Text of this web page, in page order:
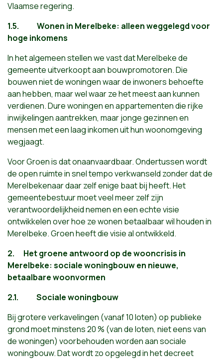
Vlaamse regering.
1.5. Wonen in Merelbeke: alleen weggelegd voor
hoge inkomens
In het algemeen stellen we vast dat Merelbeke de
gemeente uitverkoopt aan bouwpromotoren. Die
bouwen niet de woningen waar de inwoners behoefte
aan hebben, maar wel waar ze het meest aan kunnen
verdienen. Dure woningen en appartementen die rijke
inwijkelingen aantrekken, maar jonge gezinnen en
mensen met een laag inkomen uit hun woonomgeving
wegjaagt.
Voor Groen is dat onaanvaardbaar. Ondertussen wordt
de open ruimte in snel tempo verkwanseld zonder dat de
Merelbekenaar daar zelf enige baat bij heeft. Het
gemeentebestuur moet veel meer zelf zijn
verantwoordelijkheid nemen en een echte visie
ontwikkelen over hoe ze wonen betaalbaar wil houden in
Merelbeke. Groen heeft die visie al ontwikkeld.
2. Het groene antwoord op de wooncrisis in
Merelbeke: sociale woningbouw en nieuwe,
betaalbare woonvormen
2.1. Sociale woningbouw
Bij grotere verkavelingen (vanaf 10 loten) op publieke
grond moet minstens 20 % (van de loten, niet eens van
de woningen) voorbehouden worden aan sociale
woningbouw. Dat wordt zo opgelegd in het decreet